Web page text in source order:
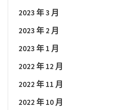
2023 年 3 月
2023 年 2 月
2023 年 1 月
2022 年 12 月
2022 年 11 月
2022 年 10 月